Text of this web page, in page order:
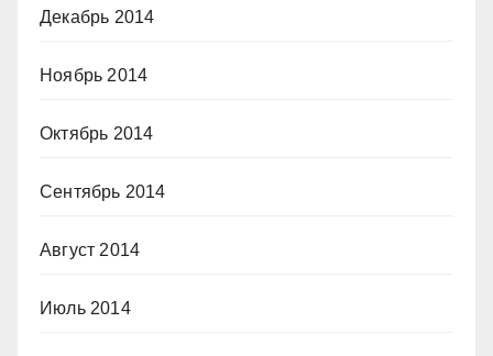
Декабрь 2014
Ноябрь 2014
Октябрь 2014
Сентябрь 2014
Август 2014
Июль 2014